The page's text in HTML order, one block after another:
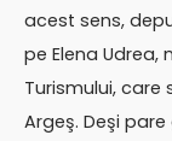
acest sens,
pe Elena Udrea,
Turismului, care
Argeş. Deşi